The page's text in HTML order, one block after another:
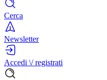
Cerca
Newsletter
Accedi \/ registrati